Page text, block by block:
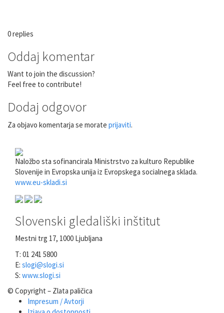
0replies
Oddaj komentar
Want to join the discussion?
Feel free to contribute!
Dodaj odgovor
Za objavo komentarja se morate prijaviti.
Naložbo sta sofinancirala Ministrstvo za kulturo Republike
Slovenije in Evropska unija iz Evropskega socialnega sklada.
www.eu-skladi.si
Slovenski gledališki inštitut
Mestni trg 17, 1000 Ljubljana
T: 01 241 5800
E: slogi@slogi.si
S: www.slogi.si
© Copyright – Zlata paličica
Impresum / Avtorji